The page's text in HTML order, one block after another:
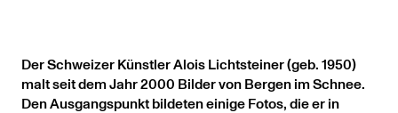
Der Schweizer Künstler Alois Lichtsteiner (geb. 1950)
malt seit dem Jahr 2000 Bilder von Bergen im Schnee.
Den Ausgangspunkt bildeten einige Fotos, die er in